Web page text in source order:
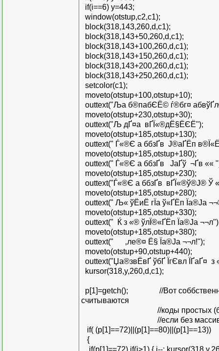
if(i==6) y=443;
window(otstup,c2,c1);
block(318,143,260,d,c1);
block(318,143+50,260,d,c1);
block(318,143+100,260,d,c1);
block(318,143+150,260,d,c1);
block(318,143+200,260,d,c1);
block(318,143+250,260,d,c1);
setcolor(c1);
moveto(otstup+100,otstup+10);
outtext("Ља б­®пабЄЁ© ѓ®бг¤
moveto(otstup+230,otstup+30);
outtext("Љ дҐ¤а вҐЇ«®дЁ§ЁЄЁ");
moveto(otstup+185,otstup+130);
outtext(" Ѓ«®Є а ббзҐв Ј®аҐ­Ёп
moveto(otstup+185,otstup+180);
outtext(" Ѓ«®Є а ббзҐв ­ ЈаҐў ¬Ґв ««
moveto(otstup+185,otstup+230);
outtext("Ѓ«®Є а ббзҐв вҐЇ«®ў®Ј® Ў
moveto(otstup+185,otstup+280);
outtext(" Љ« ўЁиЁ гЇа ў«Ґ­Ёп Їа®Ја
moveto(otstup+185,otstup+330);
outtext(" Ќ з «® ўлЇ®«­Ґ­Ёп Їа®Ја
moveto(otstup+185,otstup+380);
outtext(" ‚ле®¤ Ё§ Їа®Ја ¬¬л!");
moveto(otstup+90,otstup+440);
outtext("Џа®звЁвҐ ўбҐ Їг­Євл ЇҐаҐ¤
kursor(318,y,260,d,c1);
p[1]=getch(); //Вот соббственно
считываются
//коды простых (буквы,
//если без массива, то
if( (p[1]==72)||(p[1]==80)||(p[1]==13))
{
if(p[1]==72) if(i>1) { i--;